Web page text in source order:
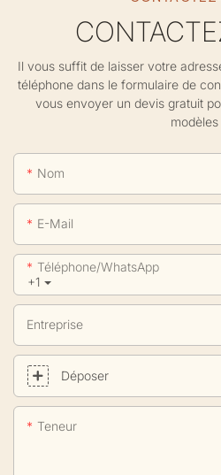
Il vous suffit de laisser votre
téléphone dans le formulaire de
vous envoyer un devis gratuit
modèles
Nom
E-Mail
+1
Téléphone/WhatsApp
Entreprise
Déposer
Teneur